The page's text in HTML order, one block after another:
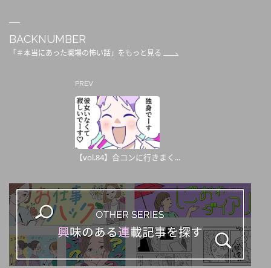
BACKNUMBER
「＃本当にあった職場の怖い話」をもっと見る
PREV
【vol.84】合コンに行きまく...